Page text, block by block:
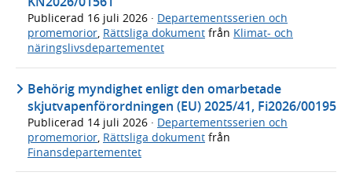
Publicerad 16 juli 2026 · Departementsserien och
promemorior, Rättsliga dokument från Klimat- och
näringslivsdepartementet
Behörig myndighet enligt den omarbetade
skjutvapenförordningen (EU) 2025/41, Fi2026/00195
Publicerad 14 juli 2026 · Departementsserien och
promemorior, Rättsliga dokument från
Finansdepartementet